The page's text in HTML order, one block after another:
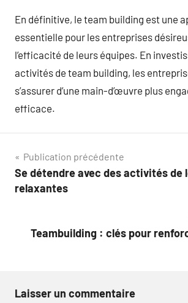
En définitive, le team building est une
essentielle pour les entreprises
l’efficacité de leurs équipes. En
activités de team building, les
s’assurer d’une main-d’œuvre plus
efficace.
Navigation
de
Publication précédente
Se détendre avec des activités de
relaxantes
Teambuilding : clés pour
Laisser un commentaire